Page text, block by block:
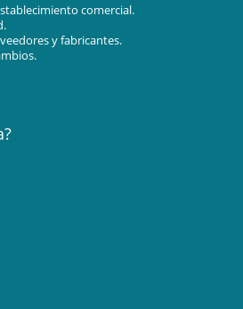
comercial.
y fabricantes.